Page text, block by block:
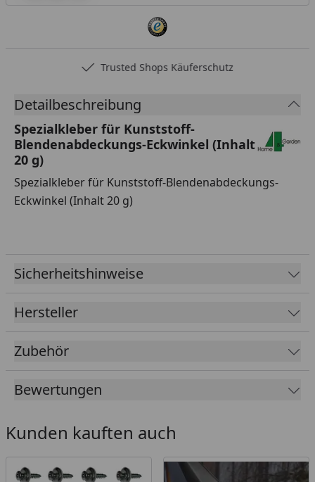
Trusted Shops Käuferschutz
Detailbeschreibung
Spezialkleber für Kunststoff-
Blendenabdeckungs-Eckwinkel (Inhalt
20 g)
Spezialkleber für Kunststoff-Blendenabdeckungs-
Eckwinkel (Inhalt 20 g)
Sicherheitshinweise
Hersteller
Zubehör
Bewertungen
Kunden kauften auch